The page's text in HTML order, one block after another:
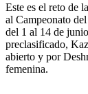
Este es el reto de
al Campeonato
del 1 al 14 de
preclasificado,
abierto y por
femenina.